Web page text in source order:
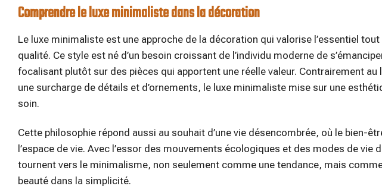
Comprendre le luxe minimaliste dans la décoration
Le luxe minimaliste est une approche de la décoration qui valorise l’essentiel
qualité. Ce style est né d’un besoin croissant de l’individu moderne de
focalisant plutôt sur des pièces qui apportent une réelle valeur. Contrairement
une surcharge de détails et d’ornements, le luxe minimaliste mise sur une
soin.
Cette philosophie répond aussi au souhait d’une vie désencombrée, où le bien-
l’espace de vie. Avec l’essor des mouvements écologiques et des modes de vie
tournent vers le minimalisme, non seulement comme une tendance, mais
beauté dans la simplicité.